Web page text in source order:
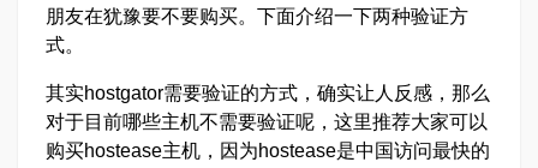
朋友在犹豫要不要购买。下面介绍一下两种验证方
式。
其实hostgator需要验证的方式，确实让人反感，那么
对于目前哪些主机不需要验证呢，这里推荐大家可以
购买hostease主机，因为hostease是中国访问最快的